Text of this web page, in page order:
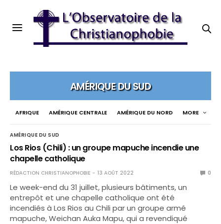
AMÉRIQUE DU SUD
AFRIQUE AMÉRIQUE CENTRALE AMÉRIQUE DU NORD MORE
AMÉRIQUE DU SUD
Los Rios (Chili) : un groupe mapuche incendie une
chapelle catholique
RÉDACTION CHRISTIANOPHOBIE 13 AOÛT 2022 0
Le week-end du 31 juillet, plusieurs bâtiments, un
entrepôt et une chapelle catholique ont été
incendiés à Los Rios au Chili par un groupe armé
mapuche, Weichan Auka Mapu, qui a revendiqué